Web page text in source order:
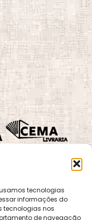
tecnologias
informações do
tecnologias nos
de navegação
é um site